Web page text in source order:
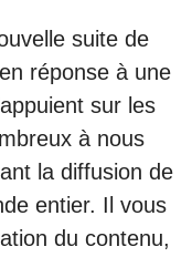
suite de
réponse à une
sur les
à nous
la diffusion de
entier. Il vous
du contenu,